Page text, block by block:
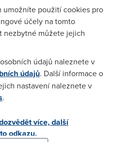
že to je jen legrace.
a když to nechápete, tak
pár "inteligentních"
tím najevo své názory .
naskrz , tak těch vodítek
umožníte použití cookies pro
účely na tomto
nezbytné můžete jejich
údajů naleznete v
údajů. Další informace o
nastavení naleznete v
.
více, další
odkazu.